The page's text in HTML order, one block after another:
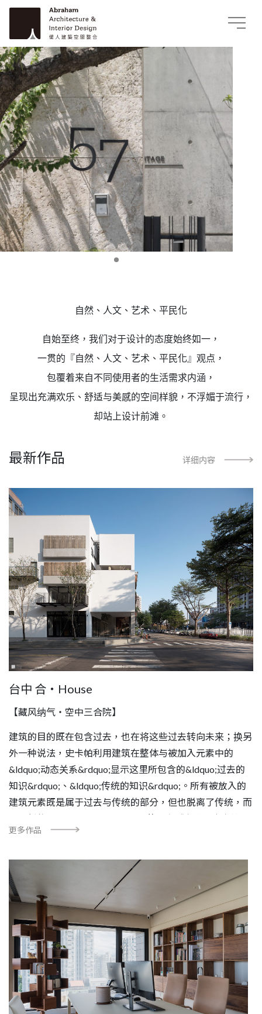
自然、人文、艺术、平民化
自始至终，我们对于设计的态度始终如一，
一贯的『自然、人文、艺术、平民化』观点，
包覆着来自不同使用者的生活需求内涵，
呈现出充满欢乐、舒适与美感的空间样貌，不浮媚于流行，
却站上设计前滩。
最新作品 详细内容
台中 合・House
【藏风纳气・空中三合院】
建筑的目的既在包含过去，也在将这些过去转向未来；换另
外一种说法，史卡帕利用建筑在整体与被加入元素中的
&ldquo;动态关系&rdquo;显示这里所包含的&ldquo;过去的
知识&rdquo;、&ldquo;传统的知识&rdquo;。所有被放入的
建筑元素既是属于过去与传统的部分，但也脱离了传统，而
成了新的表现。 &mdash;&mdash;节录自《卡罗・史卡帕
&mdash;空间中流动的诗性》 一道Ｌ型的清水模高墙划开高
的城市中。 此建筑物共四层，一二楼作为对外的商业店家
使用，装设了大片落地窗，大量运用廊下空间与户外区域连
结、互动；三四楼则是住宅空间。居住在喧闹的都市中，首
要考量的是以最大限度保有私密性，为此外观上使用大面积
的白墙呈现俐落感，少有穿透性的玻璃开口。下一步，我们
思考的是：如何在内外的视线降低下，保留居住之人对自然
元素的需求。 住宅空间运用了传统三合院的格局，将一般
朝外的三合院坐向，改成朝内的方式：直面清水模墙。如此
形成的回型格局，将&ldquo;天井&rdquo;的藏风纳气之用发
更多作品